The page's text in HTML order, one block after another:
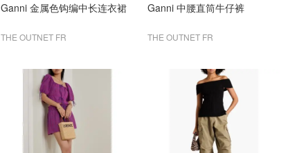
Ganni 金属色钩编中长连衣裙
THE OUTNET FR
Ganni 中腰直筒牛仔裤
THE OUTNET FR